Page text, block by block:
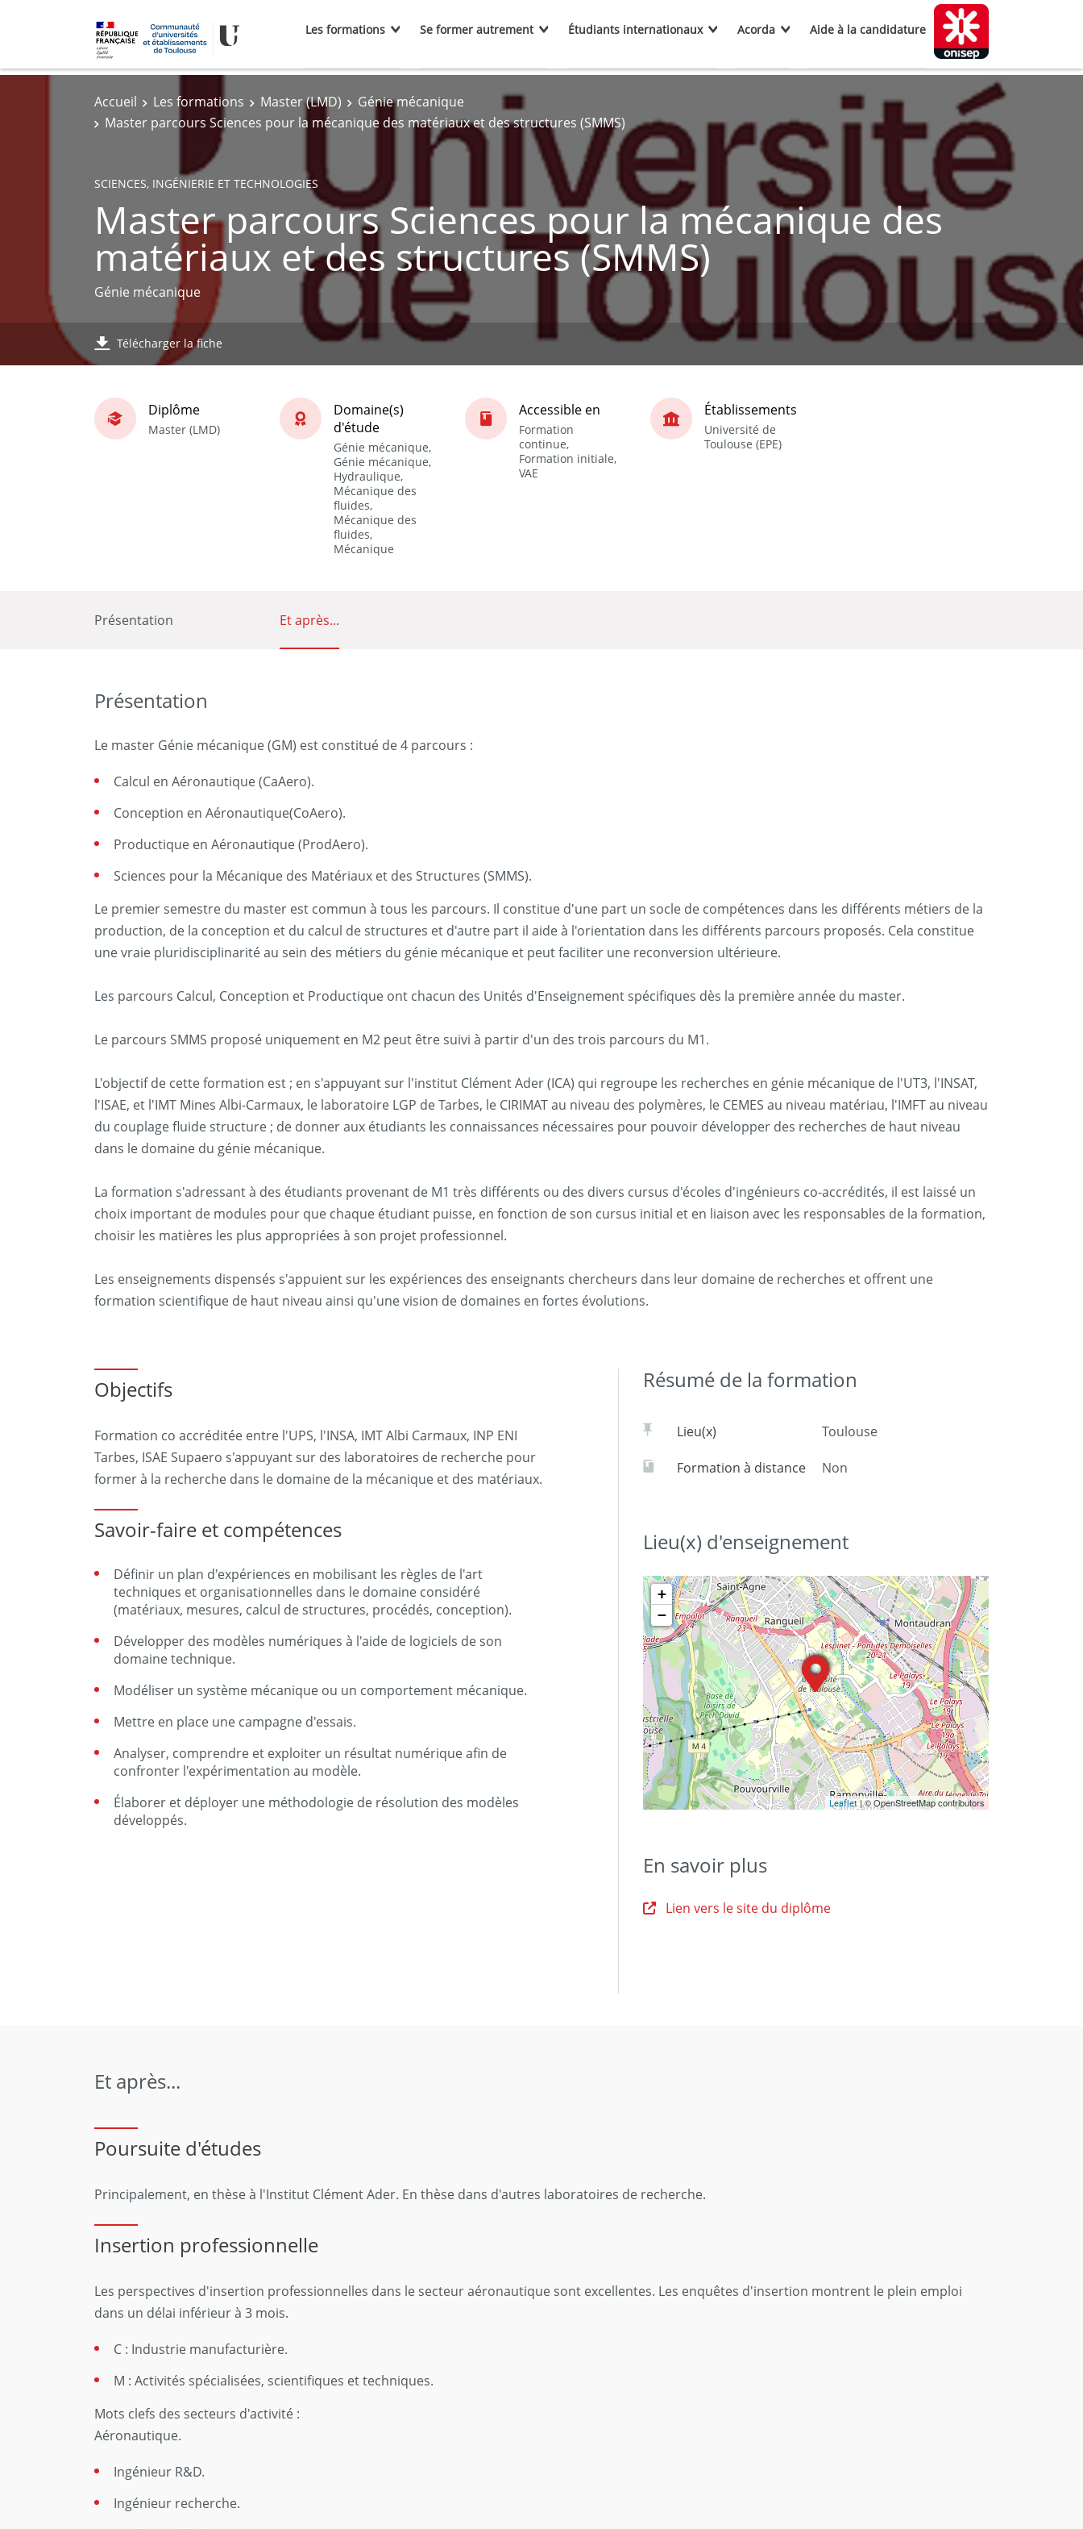
Les formations Se former autrement Étudiants internationaux Acorda Aide à la candidature
Accueil Les formations Master (LMD)
Génie mécanique
Master parcours Sciences pour la mécanique des matériaux et des structures (SMMS)
SCIENCES, INGÉNIERIE ET TECHNOLOGIES
Master parcours Sciences pour la mécanique des
matériaux et des structures (SMMS)
Génie mécanique
Télécharger la fiche
Diplôme
Master (LMD)
Domaine(s)
d'étude
Génie mécanique,
Génie mécanique,
Hydraulique,
Mécanique des
fluides,
Mécanique des
fluides,
Mécanique
Accessible en
Formation
continue,
Formation initiale,
VAE
Établissements
Université de
Toulouse (EPE)
Présentation Et après...
Présentation
Le master Génie mécanique (GM) est constitué de 4 parcours :
Calcul en Aéronautique (CaAero).
Conception en Aéronautique(CoAero).
Productique en Aéronautique (ProdAero).
Sciences pour la Mécanique des Matériaux et des Structures (SMMS).
Le premier semestre du master est commun à tous les parcours. Il constitue d'une part un socle de compétences dans les différents métiers de la
production, de la conception et du calcul de structures et d'autre part il aide à l'orientation dans les différents parcours proposés. Cela constitue
une vraie pluridisciplinarité au sein des métiers du génie mécanique et peut faciliter une reconversion ultérieure.
Les parcours Calcul, Conception et Productique ont chacun des Unités d'Enseignement spécifiques dès la première année du master.
Le parcours SMMS proposé uniquement en M2 peut être suivi à partir d'un des trois parcours du M1.
L'objectif de cette formation est ; en s'appuyant sur l'institut Clément Ader (ICA) qui regroupe les recherches en génie mécanique de l'UT3, l'INSAT,
l'ISAE, et l'IMT Mines Albi-Carmaux, le laboratoire LGP de Tarbes, le CIRIMAT au niveau des polymères, le CEMES au niveau matériau, l'IMFT au niveau
du couplage fluide structure ; de donner aux étudiants les connaissances nécessaires pour pouvoir développer des recherches de haut niveau
dans le domaine du génie mécanique.
La formation s'adressant à des étudiants provenant de M1 très différents ou des divers cursus d'écoles d'ingénieurs co-accrédités, il est laissé un
choix important de modules pour que chaque étudiant puisse, en fonction de son cursus initial et en liaison avec les responsables de la formation,
choisir les matières les plus appropriées à son projet professionnel.
Les enseignements dispensés s'appuient sur les expériences des enseignants chercheurs dans leur domaine de recherches et offrent une
formation scientifique de haut niveau ainsi qu'une vision de domaines en fortes évolutions.
Objectifs
Formation co accréditée entre l'UPS, l'INSA, IMT Albi Carmaux, INP ENI
Tarbes, ISAE Supaero s'appuyant sur des laboratoires de recherche pour
former à la recherche dans le domaine de la mécanique et des matériaux.
Savoir-faire et compétences
Définir un plan d'expériences en mobilisant les règles de l'art
techniques et organisationnelles dans le domaine considéré
(matériaux, mesures, calcul de structures, procédés, conception).
Développer des modèles numériques à l'aide de logiciels de son
domaine technique.
Modéliser un système mécanique ou un comportement mécanique.
Mettre en place une campagne d'essais.
Analyser, comprendre et exploiter un résultat numérique afin de
confronter l'expérimentation au modèle.
Élaborer et déployer une méthodologie de résolution des modèles
développés.
Résumé de la formation
Lieu(x) Toulouse
Formation à distance Non
Lieu(x) d'enseignement
+
−
Leaflet| © OpenStreetMap contributors
En savoir plus
Lien vers le site du diplôme
Et après...
Poursuite d'études
Principalement, en thèse à l'Institut Clément Ader. En thèse dans d'autres laboratoires de recherche.
Insertion professionnelle
Les perspectives d'insertion professionnelles dans le secteur aéronautique sont excellentes. Les enquêtes d'insertion montrent le plein emploi
dans un délai inférieur à 3 mois.
C : Industrie manufacturière.
M : Activités spécialisées, scientifiques et techniques.
Mots clefs des secteurs d'activité :
Aéronautique.
Ingénieur R&D.
Ingénieur recherche.